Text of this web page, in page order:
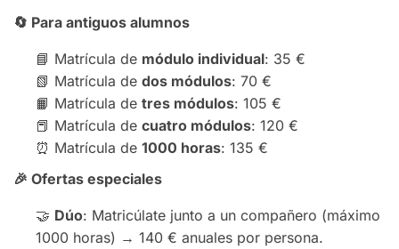
🔄 Para antiguos alumnos
📘 Matrícula de módulo individual: 35 €
📗 Matrícula de dos módulos: 70 €
📙 Matrícula de tres módulos: 105 €
📕 Matrícula de cuatro módulos: 120 €
⏰ Matrícula de 1000 horas: 135 €
🎉 Ofertas especiales
🤝 Dúo: Matricúlate junto a un compañero (máximo
1000 horas) → 140 € anuales por persona.